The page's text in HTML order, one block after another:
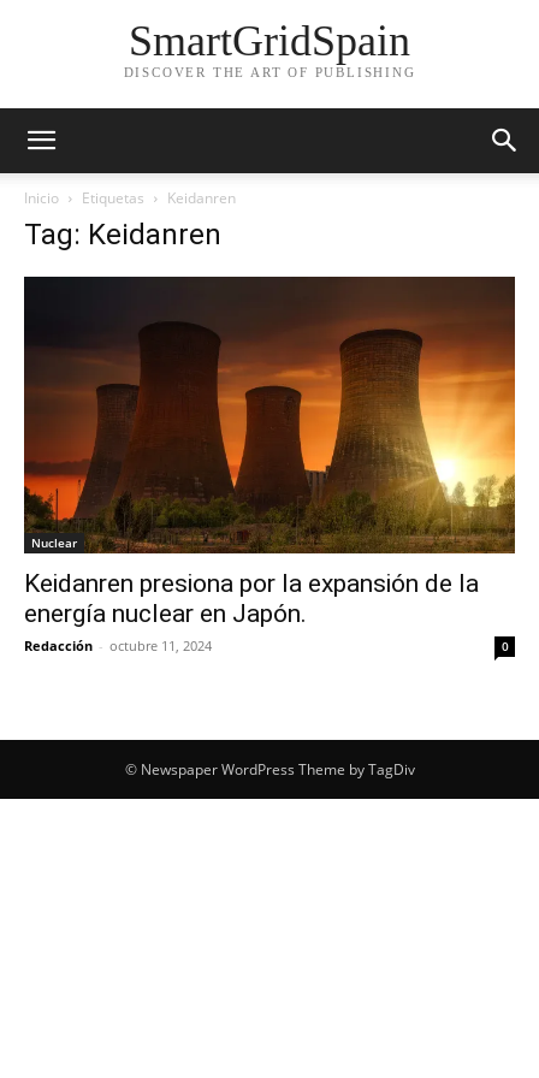
SmartGridSpain
DISCOVER THE ART OF PUBLISHING
Inicio Etiquetas Keidanren
Tag: Keidanren
Nuclear
Keidanren presiona por la expansión de la
energía nuclear en Japón.
Redacción - octubre 11, 2024 0
© Newspaper WordPress Theme by TagDiv